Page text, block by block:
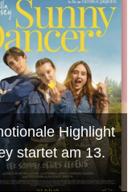
Highlight
startet am 13.